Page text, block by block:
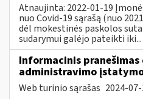
Atnaujinta: 2022-01-19
nuo Covid-19 sąrašą (nuo
dėl mokestinės paskolos
sudarymui galėjo pateikti iki...
Informacinis pranešimas
administravimo
Web turinio sąrašas 2024-